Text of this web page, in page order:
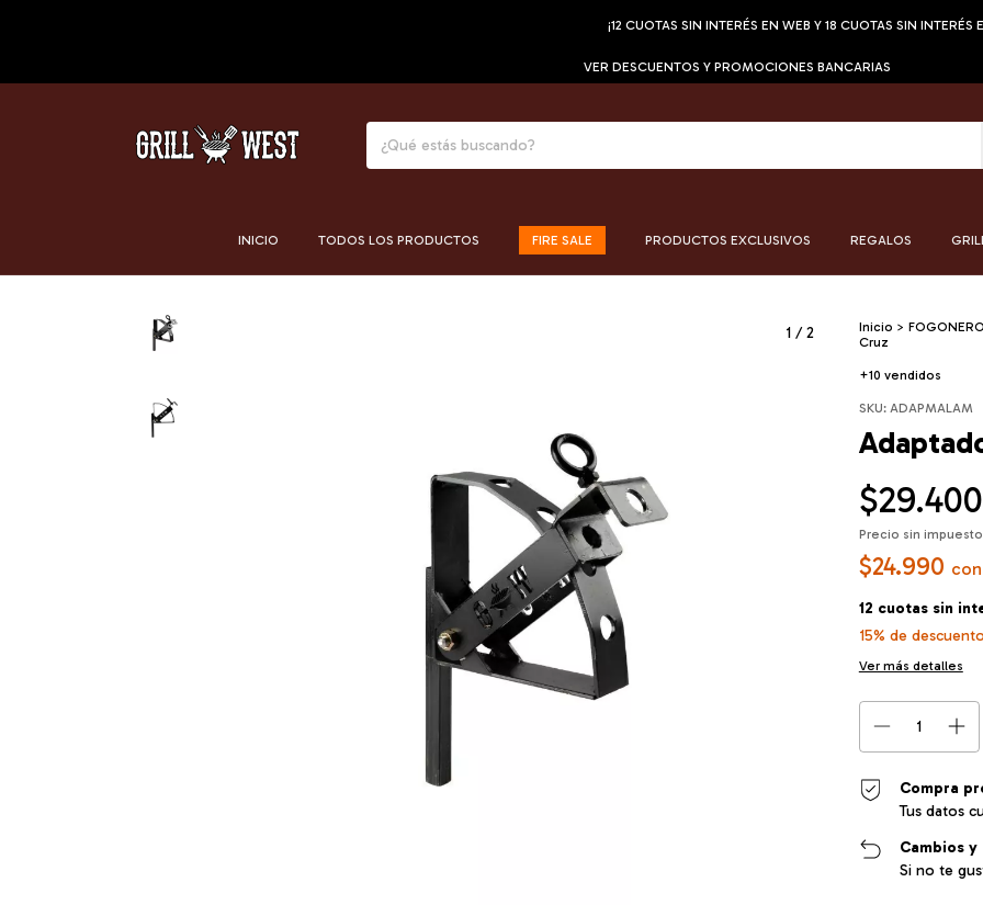
¡12 CUOTAS SIN INTERÉS EN WEB Y 18 CUOTAS SIN INTERÉS EN
VER DESCUENTOS Y PROMOCIONES BANCARIAS
INICIO TODOS LOS PRODUCTOS FIRE SALE PRODUCTOS EXCLUSIVOS REGALOS
1/2 Inicio >
Cruz
+10 vendidos
SKU: ADAPMALAM
$29.400
Precio sin
$24.990 con
12 cuotas sin
15% de
Ver más detalles
Compra
Tus datos
Cambios
Si no te